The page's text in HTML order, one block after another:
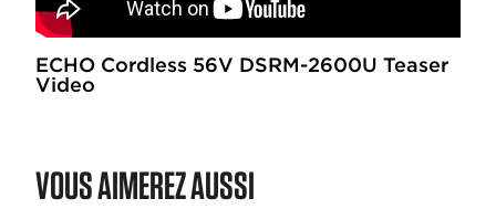
ECHO Cordless 56V DSRM-2600U Teaser
Video
VOUS AIMEREZ AUSSI